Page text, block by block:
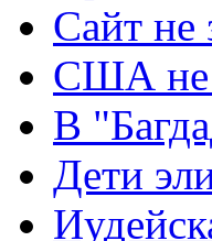
Сайт не
США не
В
Дети